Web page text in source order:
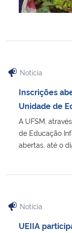
Notícia
Inscrições
Unidade de
A UFSM,
de Educação
abertas, até o
Notícia
UEIIA